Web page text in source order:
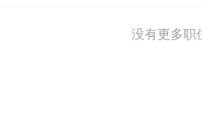
没有更多职